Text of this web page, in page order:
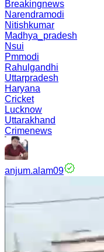
Breakingnews
Narendramodi
Nitishkumar
Madhya_pradesh
Nsui
Pmmodi
Rahulgandhi
Uttarpradesh
Haryana
Cricket
Lucknow
Uttarakhand
Crimenews
anjum.alam09